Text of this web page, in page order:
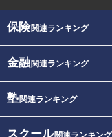
保険関連ランキング
金融関連ランキング
塾関連ランキング
スクール